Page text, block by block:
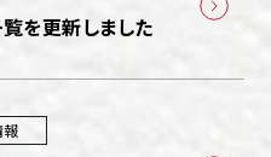
覧を更新しました
報